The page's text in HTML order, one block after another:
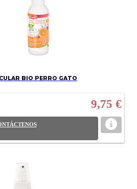
BIO PERRO GATO
9,75 €